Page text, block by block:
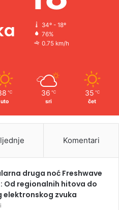
34º - 18º
76%
0.75 km/h
℃
uto
36 ℃
sri
35 ℃
čet
Komentari
druga noć Freshwave
Od regionalnih hitova do
elektronskog zvuka